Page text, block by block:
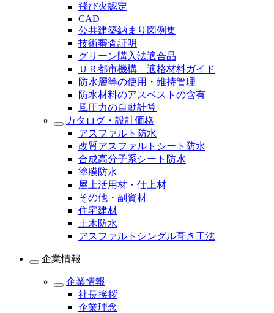
飛び火認定
CAD
公共建築納まり図例集
技術審査証明
グリーン購入法適合品
ＵＲ都市機構 適格材料ガイド
防水層等の使用・維持管理
防水材料のアスベストの含有
風圧力の自動計算
カタログ・設計価格
アスファルト防水
改質アスファルトシート防水
合成高分子系シート防水
塗膜防水
屋上活用材・仕上材
その他・副資材
住宅建材
土木防水
アスファルトシングル葺き工法
企業情報
企業情報
社長挨拶
企業理念